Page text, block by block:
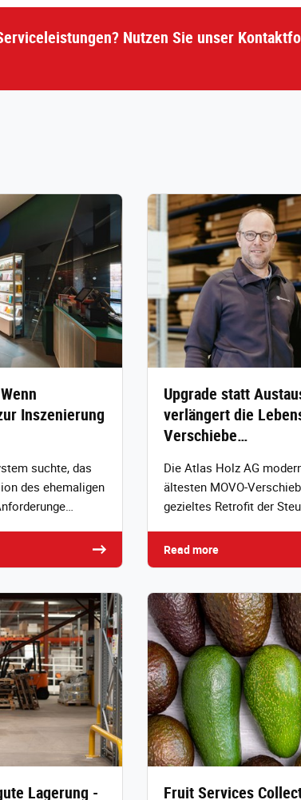
Nutzen Sie unser
Inszenierung
suchte, das
des ehemaligen
Upgrade statt
verlängert die
Verschiebe…
Die Atlas Holz AG
ältesten
gezieltes Retrofit der
Read more
Lagerung - Fruit Services